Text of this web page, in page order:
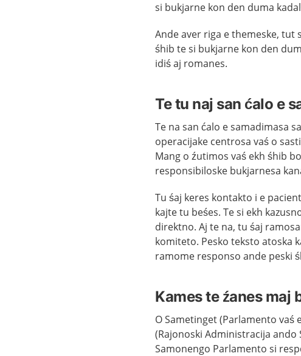
si bukjarne kon den duma
Ande aver riga e themeske, tut
śhib te si bukjarne kon den
idiś aj romanes.
Te tu naj san ćalo e
Te na san ćalo e samadimasa
operacijake centrosa vaś o
Mang o źutimos vaś ekh śhib
responsibiloske bukjarnesa
Tu śaj keres kontakto i e
kajte tu beśes. Te si ekh
direktno. Aj te na, tu śaj
komiteto. Pesko teksto atoska
ramome responso ande peski
Kames te źanes maj
O Sametinget (Parlamento vaś
(Rajonoski Administracija ando
Samonengo Parlamento si